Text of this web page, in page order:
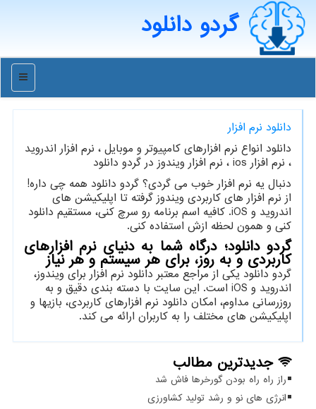
گردو دانلود
منو
دانلود نرم افزار
دانلود انواع نرم افزارهای كامپیوتر و موبایل ، نرم افزار اندروید
، نرم افزار ios ، نرم افزار ویندوز در گردو دانلود
دنبال یه نرم افزار خوب می گردی؟ گردو دانلود همه چی داره!
از نرم افزار های کاربردی ویندوز گرفته تا اپلیکیشن های
اندروید و iOS. کافیه اسم برنامه رو سرچ کنی، مستقیم دانلود
کنی و همون لحظه ازش استفاده کنی.
گردو دانلود؛ درگاه شما به دنیای نرم افزارهای
کاربردی و به روز، برای هر سیستم و هر نیاز
گردو دانلود یکی از مراجع معتبر دانلود نرم افزار برای ویندوز،
اندروید و iOS است. این سایت با دسته بندی دقیق و به
روزرسانی مداوم، امکان دانلود نرم افزارهای کاربردی، بازیها و
اپلیکیشن های مختلف را به کاربران ارائه می کند.
جدیدترین مطالب
راز راه راه بودن گورخرها فاش شد
انرژی های نو و رشد تولید کشاورزی